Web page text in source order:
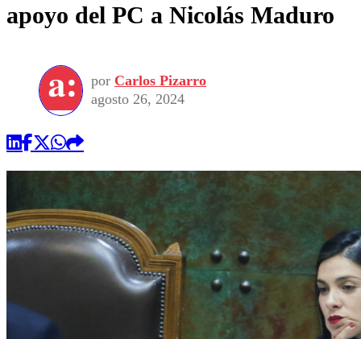
apoyo del PC a Nicolás Maduro
por Carlos Pizarro
agosto 26, 2024